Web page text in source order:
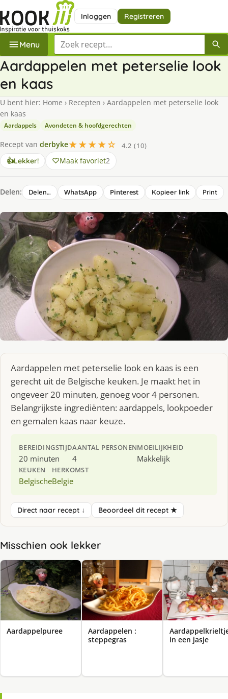
Inloggen Registreren
Menu Zoek een recept
Aardappelen met peterselie look
en kaas
U bent hier: Home › Recepten › Aardappelen met peterselie look
en kaas
Aardappels Avondeten & hoofdgerechten
Recept van derbyke★★★★☆
4.2 (10)
👍Lekker! Maak favoriet2
Delen: Delen… WhatsApp Pinterest Kopieer link Print
Aardappelen met peterselie look en kaas is een
gerecht uit de Belgische keuken. Je maakt het in
ongeveer 20 minuten, genoeg voor 4 personen.
Belangrijkste ingrediënten: aardappels, lookpoeder
en gemalen kaas naar keuze.
BEREIDINGSTIJD
20 minuten
AANTAL PERSONEN
4
MOEILIJKHEID
Makkelijk
KEUKEN
Belgische
HERKOMST
Belgie
Direct naar recept ↓ Beoordeel dit recept ★
Misschien ook lekker
Aardappelpuree
Aardappelen :
steppegras
in een jasje